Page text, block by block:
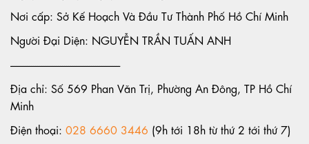
Nơi cấp: Sở Kế Hoạch Và Đầu Tư Thành Phố Hồ Chí Minh
Người Đại Diện: NGUYỄN TRẦN TUẤN ANH
-----------------------------------------------------
Địa chỉ: Số 569 Phan Văn Trị, Phường An Đông, TP Hồ Chí
Minh
Điện thoại: 028 6660 3446 (9h tới 18h từ thứ 2 tới thứ 7)